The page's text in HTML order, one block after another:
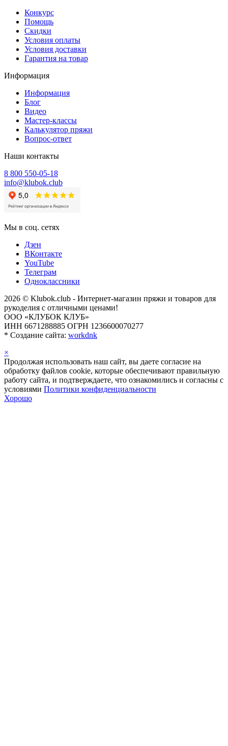
Конкурс
Помощь
Скидки
Условия оплаты
Условия доставки
Гарантия на товар
Информация
Информация
Блог
Видео
Мастер-классы
Калькулятор пряжи
Вопрос-ответ
Наши контакты
8 800 550-05-18
info@klubok.club
Мы в соц. сетях
Дзен
ВКонтакте
YouTube
Телеграм
Одноклассники
2026 © Klubok.club - Интернет-магазин пряжи и товаров для
рукоделия с отличными ценами!
ООО «КЛУБОК КЛУБ»
ИНН 6671288885 ОГРН 1236600070277
* Создание сайта: workdnk
×
Продолжая использовать наш сайт, вы даете согласие на
обработку файлов cookie, которые обеспечивают правильную
работу сайта, и подтверждаете, что ознакомились и согласны с
условиями Политики конфиденциальности
Хорошо